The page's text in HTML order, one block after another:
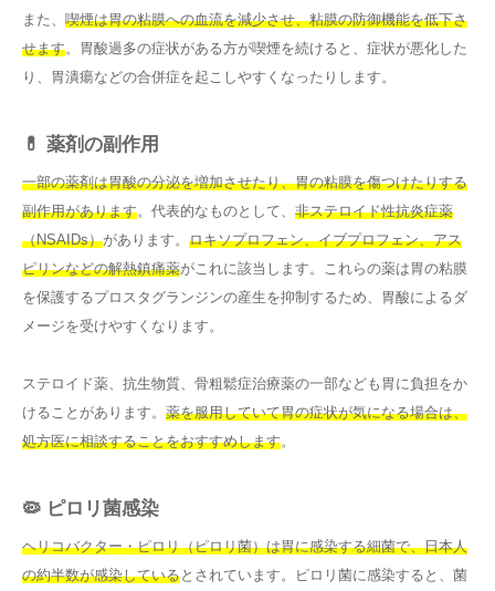
また、 喫煙は胃の粘膜への血流を減少させ、粘膜の防御機能を低下さ
せます。胃酸過多の症状がある方が喫煙を続けると、症状が悪化した
り、胃潰瘍などの合併症を起こしやすくなったりします。
💊 薬剤の副作用
一部の薬剤は胃酸の分泌を増加させたり、胃の粘膜を傷つけたりする
副作用があります。代表的なものとして、 非ステロイド性抗炎症薬
（NSAIDs）があります。 ロキソプロフェン、イブプロフェン、アス
ピリンなどの解熱鎮痛薬がこれに該当します。これらの薬は胃の粘膜
を保護するプロスタグランジンの産生を抑制するため、胃酸によるダ
メージを受けやすくなります。
ステロイド薬、抗生物質、骨粗鬆症治療薬の一部なども胃に負担をか
けることがあります。 薬を服用していて胃の症状が気になる場合は、
処方医に相談することをおすすめします。
🦠 ピロリ菌感染
ヘリコバクター・ピロリ（ピロリ菌）は胃に感染する細菌で、日本人
の約半数が感染しているとされています。ピロリ菌に感染すると、菌